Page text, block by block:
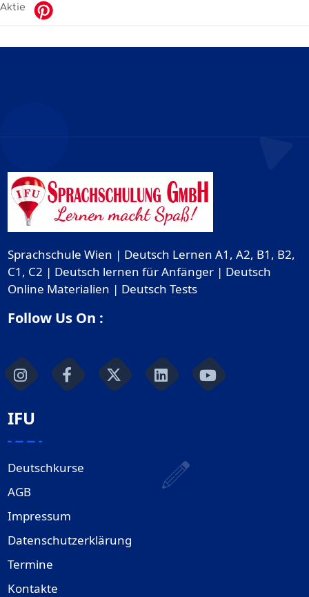
Aktie
Sprachschule Wien | Deutsch Lernen A1, A2, B1, B2,
C1, C2 | Deutsch lernen für Anfänger | Deutsch
Online Materialien | Deutsch Tests
Follow Us On :
IFU
Deutschkurse
AGB
Impressum
Datenschutzerklärung
Termine
Kontakte